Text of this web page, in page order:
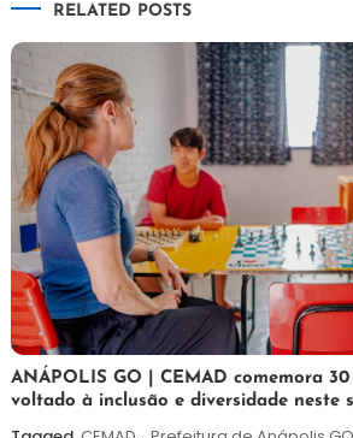
RELATED POSTS
7
de
agosto
Maurilio
ANÁPOLIS GO | CEMAD comemora
voltado à inclusão e diversidade neste